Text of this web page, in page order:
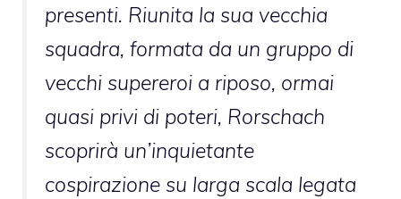
presenti. Riunita la sua vecchia
squadra, formata da un gruppo di
vecchi supereroi a riposo, ormai
quasi privi di poteri, Rorschach
scoprirà un’inquietante
cospirazione su larga scala legata